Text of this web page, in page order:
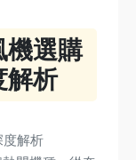
機選購
解析
度解析